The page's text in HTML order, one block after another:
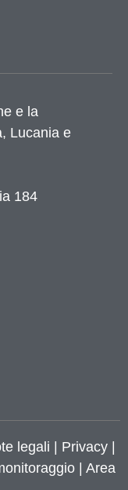
e la
Lucania e
184
legali | Privacy|
| Area